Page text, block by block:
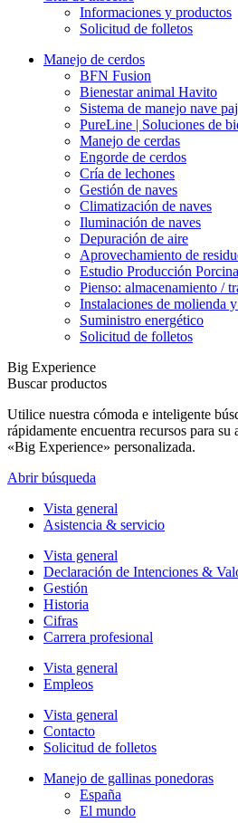
Informaciones y productos
Solicitud de folletos
Manejo de cerdos
BFN Fusion
Bienestar animal Havito
Sistema de manejo nave
PureLine | Soluciones de
Manejo de cerdas
Engorde de cerdos
Cría de lechones
Gestión de naves
Climatización de naves
Iluminación de naves
Depuración de aire
Aprovechamiento de
Estudio Producción
Pienso: almacenamiento /
Instalaciones de molienda
Suministro energético
Solicitud de folletos
Big Experience
Buscar productos
Utilice nuestra cómoda e inteligente
rápidamente encuentra recursos para
«Big Experience» personalizada.
Abrir búsqueda
Vista general
Asistencia & servicio
Vista general
Declaración de Intenciones &
Gestión
Historia
Cifras
Carrera profesional
Vista general
Empleos
Vista general
Contacto
Solicitud de folletos
Manejo de gallinas ponedoras
España
El mundo